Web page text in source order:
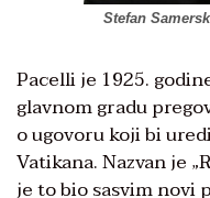
Stefan
Pacelli je 1925.
glavnom gradu
o ugovoru koji bi
Vatikana. Nazvan je
je to bio sasvim novi